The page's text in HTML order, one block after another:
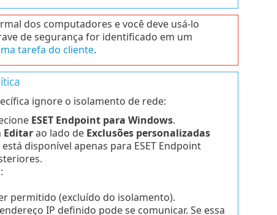
dos computadores e você deve usá-lo
de segurança for identificado em um
tarefa do cliente.
ignore o isolamento de rede:
ESET Endpoint para Windows.
Editarao lado de Exclusões personalizadas
disponível apenas para ESET Endpoint
permitido (excluído do isolamento).
IP definido pode se comunicar. Se essa